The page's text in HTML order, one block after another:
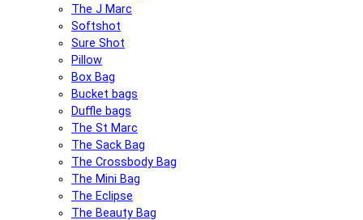
The J Marc
Softshot
Sure Shot
Pillow
Box Bag
Bucket bags
Duffle bags
The St Marc
The Sack Bag
The Crossbody Bag
The Mini Bag
The Eclipse
The Beauty Bag